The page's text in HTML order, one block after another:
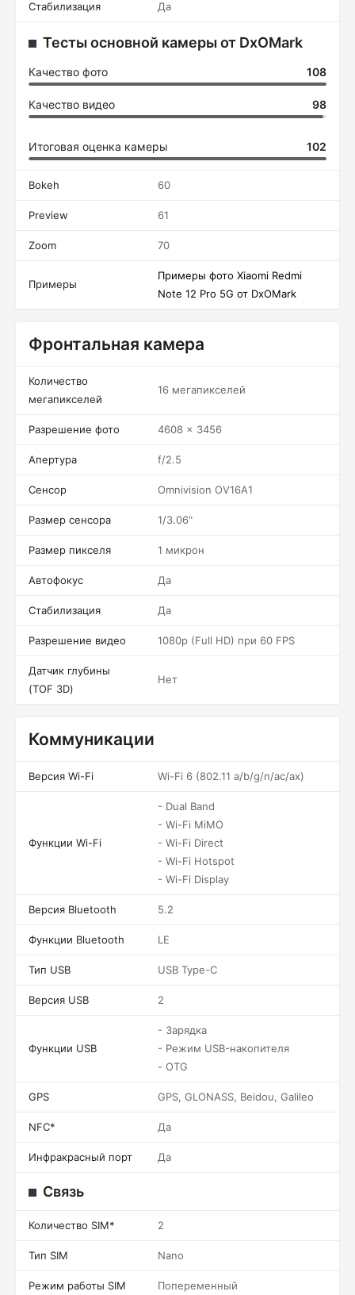
Стабилизация Да
Тесты основной камеры от DxOMark
Качество фото 108
Качество видео 98
Итоговая оценка камеры 102
Bokeh 60
Preview 61
Zoom 70
Примеры
Примеры фото Xiaomi Redmi
Note 12 Pro 5G от DxOMark
Фронтальная камера
Количество
мегапикселей
16 мегапикселей
Разрешение фото 4608 x 3456
Апертура f/2.5
Сенсор Omnivision OV16A1
Размер сенсора 1/3.06"
Размер пикселя 1 микрон
Автофокус Да
Стабилизация Да
Разрешение видео 1080p (Full HD) при 60 FPS
Датчик глубины
(TOF 3D)
Нет
Коммуникации
Версия Wi-Fi Wi-Fi 6 (802.11 a/b/g/n/ac/ax)
Функции Wi-Fi
- Dual Band
- Wi-Fi MiMO
- Wi-Fi Direct
- Wi-Fi Hotspot
- Wi-Fi Display
Версия Bluetooth 5.2
Функции Bluetooth LE
Тип USB USB Type-C
Версия USB 2
Функции USB
- Зарядка
- Режим USB-накопителя
- OTG
GPS GPS, GLONASS, Beidou, Galileo
NFC* Да
Инфракрасный порт Да
Связь
Количество SIM* 2
Тип SIM Nano
Режим работы SIM Попеременный